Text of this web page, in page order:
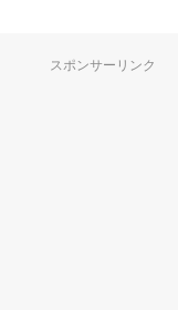
スポンサーリンク